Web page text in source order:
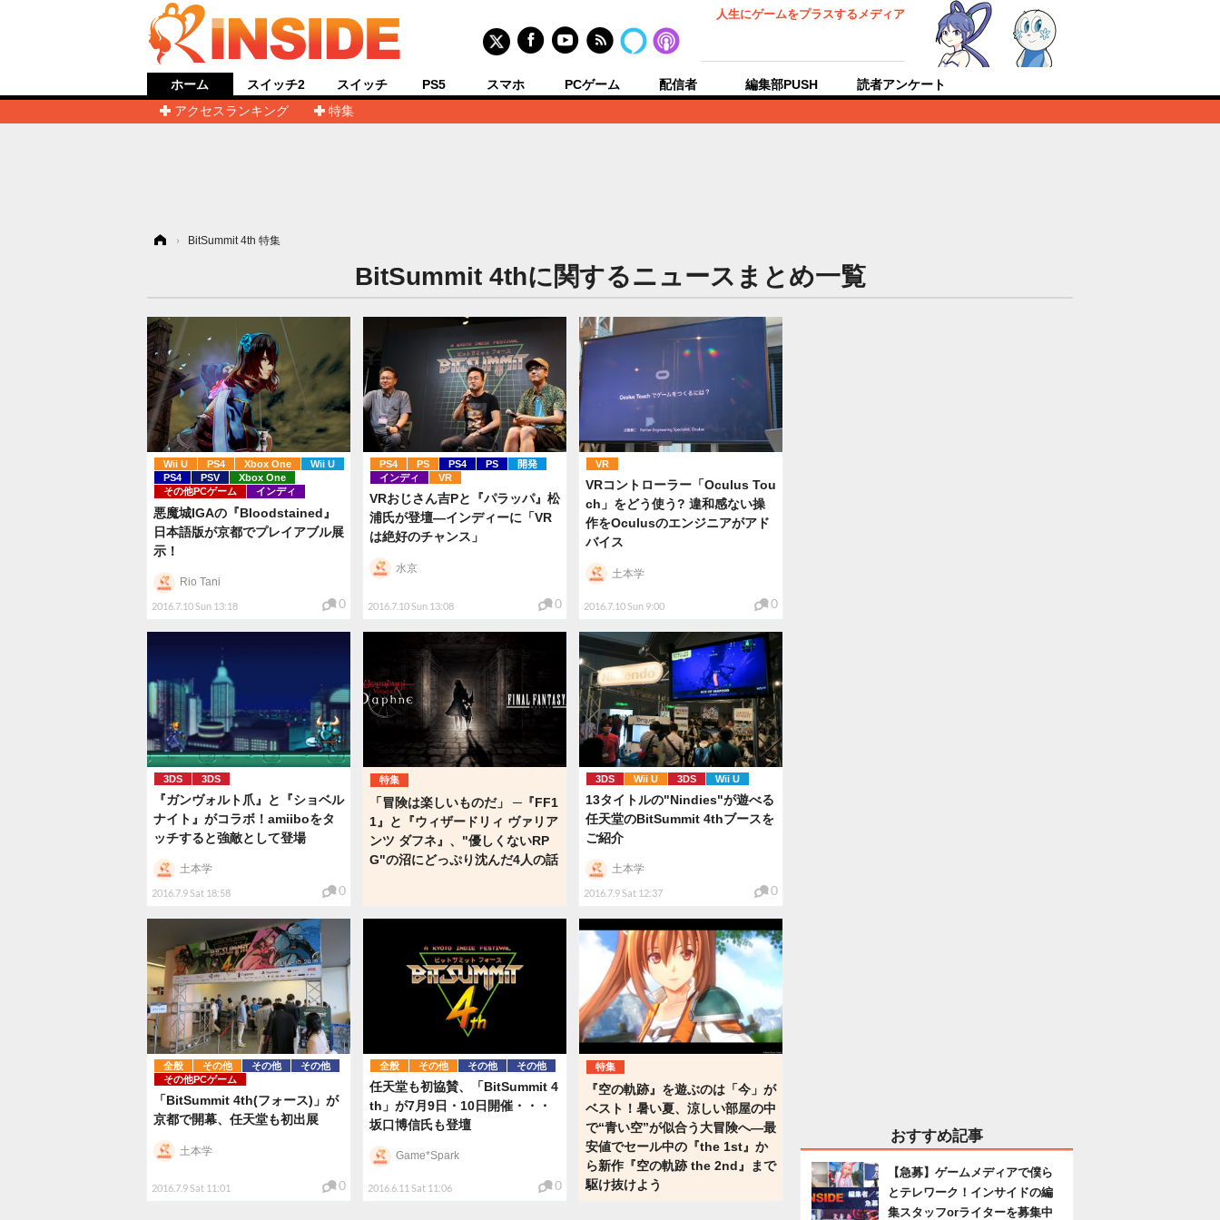
人生にゲームをプラスするメディア
ホーム
アクセスランキング
特集
スイッチ2 スイッチ PS5 スマホ PCゲーム 配信者 編集部PUSH 読者アンケート
› BitSummit 4th 特集
BitSummit 4thに関するニュースまとめ一覧
Wii U PS4 Xbox One
Wii U
PS4
PSV
Xbox One
その他PCゲーム
インディ
悪魔城IGAの『Bloodstained』
日本語版が京都でプレイアブル展
示！
2016.7.10 Sun 13:18
Rio Tani
0
PS4 PS PS4 PS
開発
インディ
VR
VRおじさん吉Pと『パラッパ』松
浦氏が登壇―インディーに「VR
は絶好のチャンス」
2016.7.10 Sun 13:08
水京
0
VR
VRコントローラー「Oculus Tou
ch」をどう使う? 違和感ない操
作をOculusのエンジニアがアド
バイス
2016.7.10 Sun 9:00
土本学
0
3DS 3DS
『ガンヴォルト爪』と『ショベル
ナイト』がコラボ！amiiboをタ
ッチすると強敵として登場
2016.7.9 Sat 18:58
土本学
0
特集
「冒険は楽しいものだ」 ─『FF1
1』と『ウィザードリィ ヴァリア
ンツ ダフネ』、"優しくないRP
G"の沼にどっぷり沈んだ4人の話
3DS Wii U 3DS Wii U
13タイトルの"Nindies"が遊べる
任天堂のBitSummit 4thブースを
ご紹介
2016.7.9 Sat 12:37
土本学
0
全般 その他 その他
その他
その他PCゲーム
「BitSummit 4th(フォース)」が
京都で開幕、任天堂も初出展
2016.7.9 Sat 11:01
土本学
0
全般 その他 その他 その他
任天堂も初協賛、「BitSummit 4
th」が7月9日・10日開催・・・
坂口博信氏も登壇
2016.6.11 Sat 11:06
Game*Spark
0
特集
『空の軌跡』を遊ぶのは「今」が
ベスト！暑い夏、涼しい部屋の中
で“青い空”が似合う大冒険へ―最
安値でセール中の『the 1st』か
ら新作『空の軌跡 the 2nd』まで
駆け抜けよう
おすすめ記事
【急募】ゲームメディアで僕ら
とテレワーク！インサイドの編
集スタッフorライターを募集中